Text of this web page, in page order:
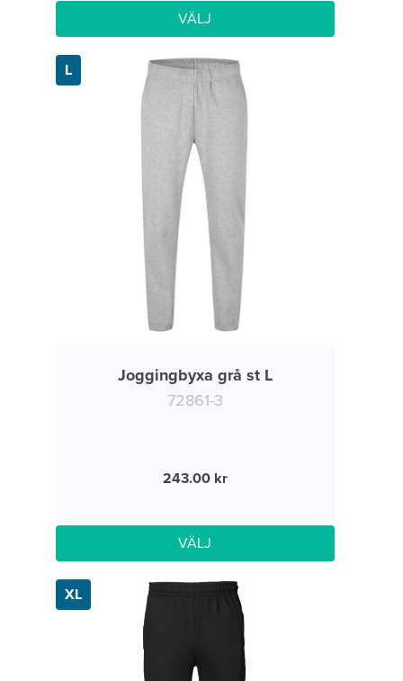
VÄLJ
L
Joggingbyxa grå st L
72861-3
243.00
VÄLJ
XL